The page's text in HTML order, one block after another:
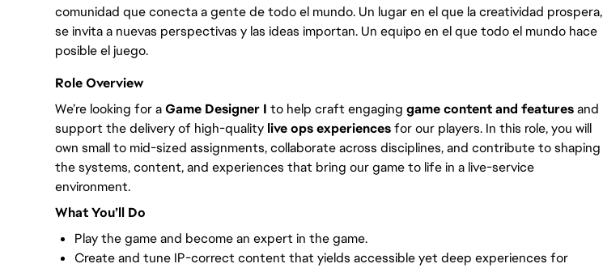
comunidad que conecta a gente de todo el mundo. Un lugar en el que la creatividad prospera,
se invita a nuevas perspectivas y las ideas importan. Un equipo en el que todo el mundo hace
posible el juego.
Role Overview
We’re looking for aGame Designer I to help craft engaging game content and featuresand
support the delivery of high-quality live ops experiencesfor our players. In this role, you will
own small to mid-sized assignments, collaborate across disciplines, and contribute to shaping
the systems, content, and experiences that bring our game to life in a live-service
environment.
What You’ll Do
Play the game and become an expert in the game.
Create and tune IP-correct content that yields accessible yet deep experiences for